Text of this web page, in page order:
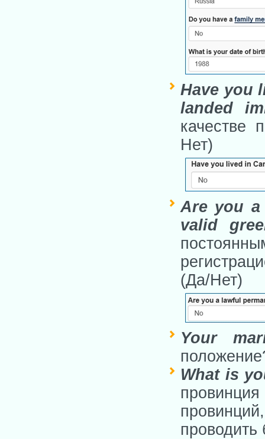
Have you
landed
качестве
Нет)
Are you a
valid
(Да/Нет)
Your
What is